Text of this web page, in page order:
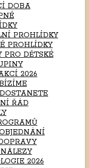
DOBA
PROHLÍDKY
PROHLÍDKY
PRO DĚTSKÉ
2026
ŘÁD
2026